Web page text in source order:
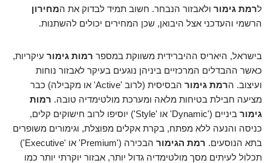
לרמת גימור ולאבזור הנבחר. חשוב תמיד לבדוק את המחירון
הרשמי והעדכני אצל היבואן, שכן המחירים יכולים להשתנות.
בישראל, היאריס ההיברידית משווקת במספר רמות גימור עיקריות,
כאשר ההבדלים המרכזיים ביניהן נוגעים בעיקר לאבזור נוחות
ועיצוב. הרמת גימור
הבסיסית (לרוב 'Active' או מקבילה) כבר
מציעה חבילת בטיחות מלאה ומערכת מולטימדיה טובה. רמות
גימור
ביניים ('Dynamic' או 'Style') יוסיפו לרוב חישוקים קלים,
כניסה והנעה ללא מפתח, בקרת אקלים מפוצלת, וגימורים משופרים
בתא הנוסעים. רמת הגימור
הבכירה ('Premium' או 'Executive')
תכלול לעיתים מסך מולטימדיה גדול יותר, אבזור יוקרתי יותר כמו